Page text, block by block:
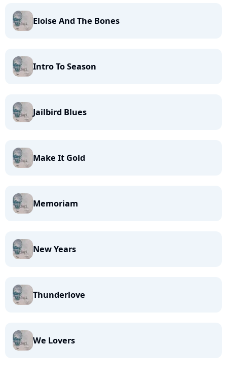
Eloise And The Bones
Intro To Season
Jailbird Blues
Make It Gold
Memoriam
New Years
Thunderlove
We Lovers